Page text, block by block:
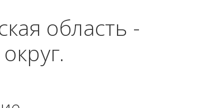
область -
округ.